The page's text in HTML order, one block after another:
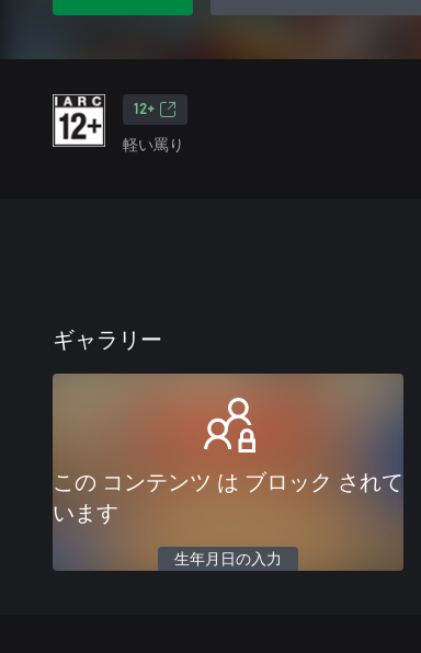
12+
軽い罵り
ギャラリー
この コンテンツ は ブロック されて
います
生年月日の入力